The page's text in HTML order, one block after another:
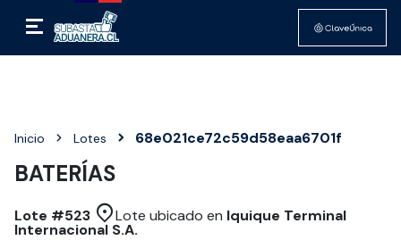
Inicio Lotes 68e021ce72c59d58eaa6701f
BATERÍAS
Lote #523 Lote ubicado en Iquique Terminal
Internacional S.A.